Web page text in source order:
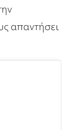
απαντήσει